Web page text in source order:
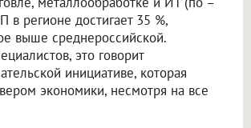
в регионе достигает 35 %,
выше среднероссийской.
это говорит
инициативе, которая
экономики, несмотря на все